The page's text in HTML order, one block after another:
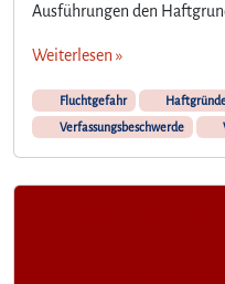
Ausführungen den
Weiterlesen »
Fluchtgefahr
Verfassungsbeschwerde